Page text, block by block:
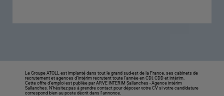
Le Groupe ATOLL est implanté dans tout le grand sud-est de la France, ses cabinets de
recrutement et agences d’intérim recrutent toute l’année en CDI, CDD et intérim.
Cette offre d’emploi est publiée par ARVE INTERIM Sallanches -Agence intérim
Sallanches. N’hésitez pas à prendre contact pour déposer votre CV si votre candidature
correspond bien au poste décrit dans l'annonce.